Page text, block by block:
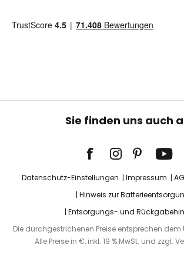
Sie finden uns auch
Datenschutz-Einstellungen Impressum
Hinweis zur
Entsorgungs- und
Die durchgestrichenen Preise entsprechen dem
Alle Preise in €, inkl. 19 % MwSt. und zzgl.